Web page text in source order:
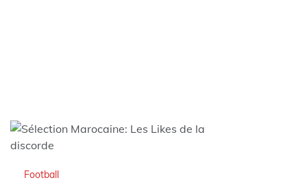
Football